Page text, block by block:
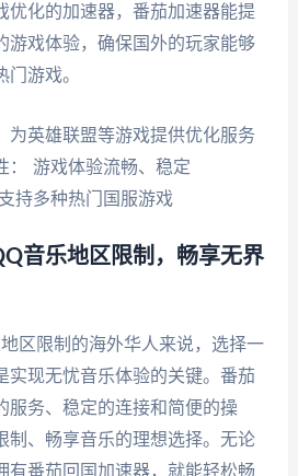
优化的加速器，番茄加速器能提
游戏体验，确保国外的玩家能够
游戏。
为英雄联盟等游戏提供优化服务
： 游戏体验流畅、稳定
持多种热门国服游戏
音乐地区限制，畅享无界
区限制的海外华人来说，选择一
实现无忧音乐体验的关键。番茄
服务、稳定的连接和简便的操
制、畅享音乐的理想选择。无论
有番茄回国加速器，就能轻松畅